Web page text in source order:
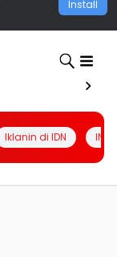
Install
Iklanin di IDN